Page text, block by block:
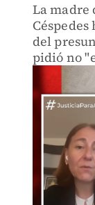
La madre
del
pidió no